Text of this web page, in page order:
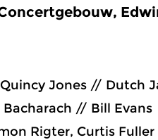
Jones // Dutch
// Bill Evans
Rigter, Curtis